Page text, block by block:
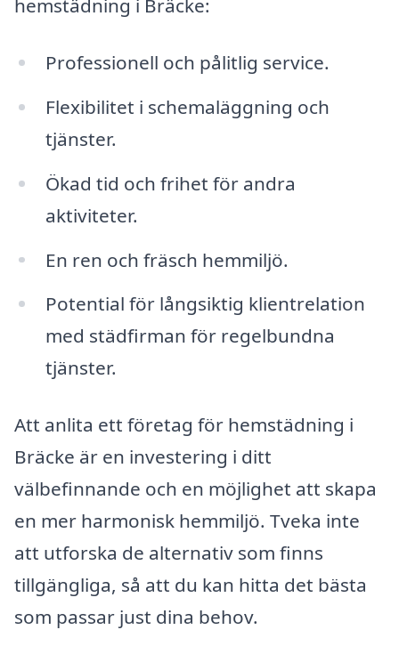
hemstädning i Bräcke:
Professionell och pålitlig service.
Flexibilitet i schemaläggning och
tjänster.
Ökad tid och frihet för andra
aktiviteter.
En ren och fräsch hemmiljö.
Potential för långsiktig klientrelation
med städfirman för regelbundna
tjänster.
Att anlita ett företag för hemstädning i
Bräcke är en investering i ditt
välbefinnande och en möjlighet att skapa
en mer harmonisk hemmiljö. Tveka inte
att utforska de alternativ som finns
tillgängliga, så att du kan hitta det bästa
som passar just dina behov.